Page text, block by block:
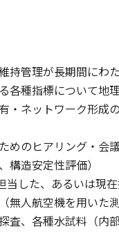
持管理が長期間にわ
各種指標について地
・ネットワーク形成
めのヒアリング・会
構造安定性評価）
当した、あるいは現
無人航空機を用いた
査、各種水試料（内